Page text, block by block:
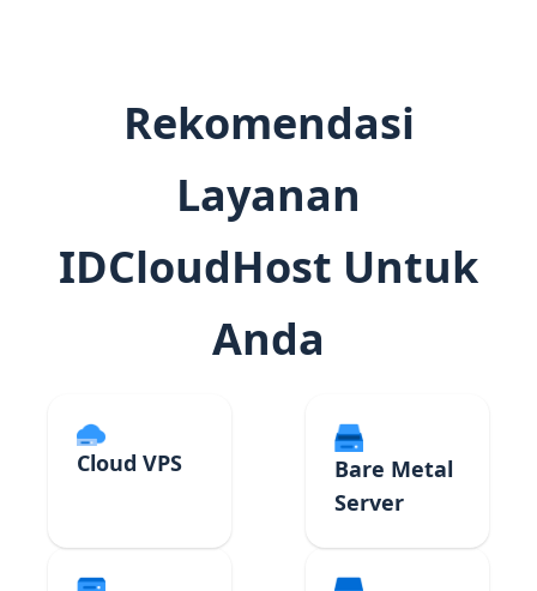
Rekomendasi
Layanan
IDCloudHost Untuk
Anda
Cloud VPS
Bare Metal
Server